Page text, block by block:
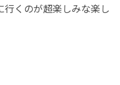
行くのが超楽しみな楽し